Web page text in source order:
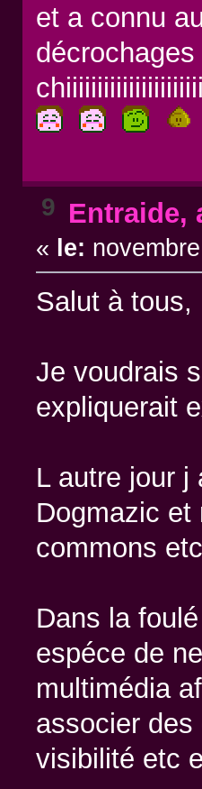
et a connu
9 Entraide,
« le:
Salut à tous,
Je voudrais
expliquerait
L autre jour j
Dogmazic et
commons
Dans la
espéce de
multimédia
associer
visibilité etc